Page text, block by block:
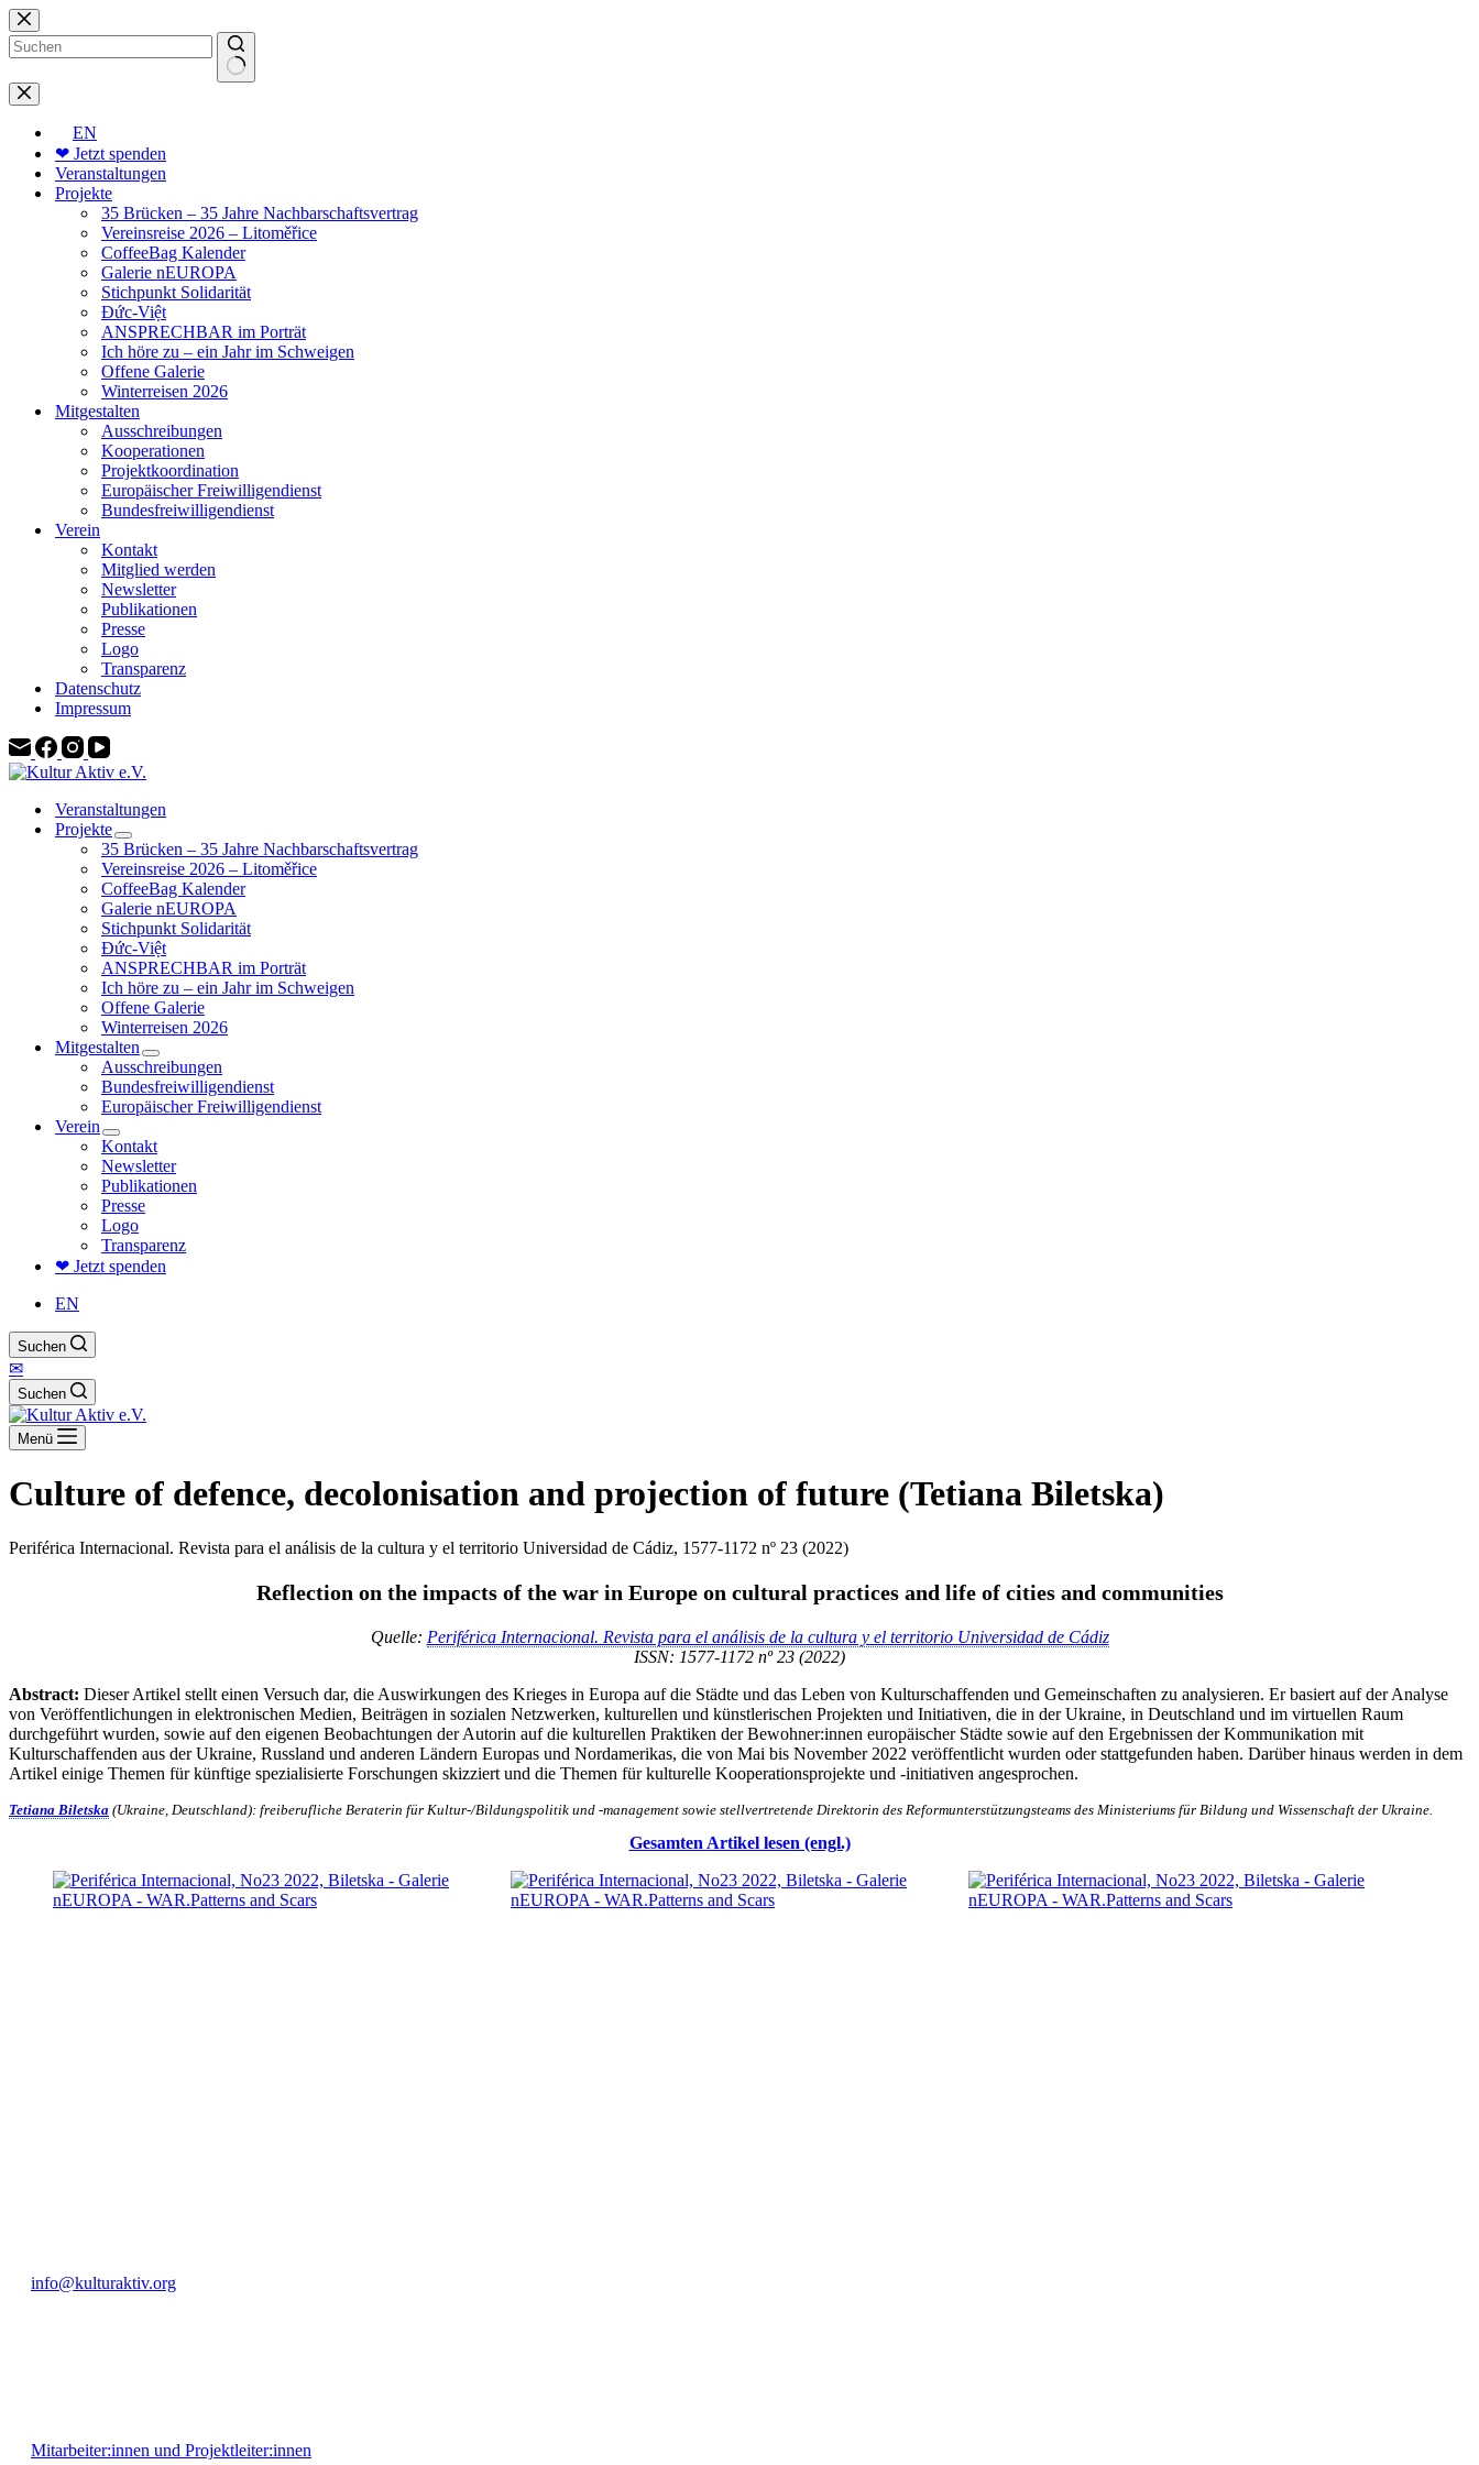
Zum
Inhalt
springen
Keine
Ergebnisse
EN
❤ Jetzt spenden
Veranstaltungen
Projekte
35 Brücken – 35 Jahre Nachbarschaftsvertrag
Vereinsreise 2026 – Litoměřice
CoffeeBag Kalender
Galerie nEUROPA
Stichpunkt Solidarität
Đức-Việt
ANSPRECHBAR im Porträt
Ich höre zu – ein Jahr im Schweigen
Offene Galerie
Winterreisen 2026
Mitgestalten
Ausschreibungen
Kooperationen
Projektkoordination
Europäischer Freiwilligendienst
Bundesfreiwilligendienst
Verein
Kontakt
Mitglied werden
Newsletter
Publikationen
Presse
Logo
Transparenz
Datenschutz
Impressum
Veranstaltungen
Projekte
35 Brücken – 35 Jahre Nachbarschaftsvertrag
Vereinsreise 2026 – Litoměřice
CoffeeBag Kalender
Galerie nEUROPA
Stichpunkt Solidarität
Đức-Việt
ANSPRECHBAR im Porträt
Ich höre zu – ein Jahr im Schweigen
Offene Galerie
Winterreisen 2026
Mitgestalten
Ausschreibungen
Bundesfreiwilligendienst
Europäischer Freiwilligendienst
Verein
Kontakt
Newsletter
Publikationen
Presse
Logo
Transparenz
❤ Jetzt spenden
EN
Suchen
✉
Suchen
Menü
Culture of defence, decolonisation and projection of future (Tetiana Biletska)
Periférica Internacional. Revista para el análisis de la cultura y el territorio Universidad de Cádiz, 1577-1172 nº 23 (2022)
Reflection on the impacts of the war in Europe on cultural practices and life of cities and communities
Quelle: Periférica Internacional. Revista para el análisis de la cultura y el territorio Universidad de Cádiz
ISSN: 1577-1172 nº 23 (2022)
Abstract: Dieser Artikel stellt einen Versuch dar, die Auswirkungen des Krieges in Europa auf die Städte und das Leben von Kulturschaffenden und Gemeinschaften zu analysieren. Er basiert auf der Analyse
von Veröffentlichungen in elektronischen Medien, Beiträgen in sozialen Netzwerken, kulturellen und künstlerischen Projekten und Initiativen, die in der Ukraine, in Deutschland und im virtuellen Raum
durchgeführt wurden, sowie auf den eigenen Beobachtungen der Autorin auf die kulturellen Praktiken der Bewohner:innen europäischer Städte sowie auf den Ergebnissen der Kommunikation mit
Kulturschaffenden aus der Ukraine, Russland und anderen Ländern Europas und Nordamerikas, die von Mai bis November 2022 veröffentlicht wurden oder stattgefunden haben. Darüber hinaus werden in dem
Artikel einige Themen für künftige spezialisierte Forschungen skizziert und die Themen für kulturelle Kooperationsprojekte und -initiativen angesprochen.
Tetiana Biletska (Ukraine, Deutschland): freiberufliche Beraterin für Kultur-/Bildungspolitik und -management sowie stellvertretende Direktorin des Reformunterstützungsteams des Ministeriums für Bildung und Wissenschaft der Ukraine.
Gesamten Artikel lesen (engl.)
info@kulturaktiv.org
Mitarbeiter:innen und Projektleiter:innen